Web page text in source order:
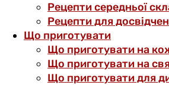
Рецепти середньої
Рецепти для
Що приготувати
Що приготувати на
Що приготувати на
Що приготувати для